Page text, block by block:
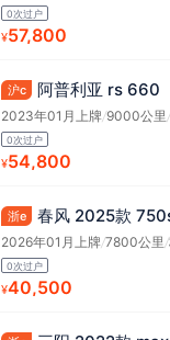
0次过户
¥57,800
沪c 阿普利亚 rs 660
2023年01月上牌/9000公里/
0次过户
¥54,800
浙e 春风 2025款
2026年01月上牌/7800公里/
0次过户
¥40,500